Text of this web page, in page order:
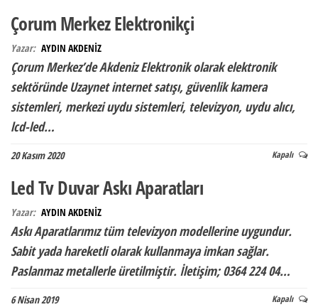
Çorum Merkez Elektronikçi
Yazar: AYDIN AKDENİZ
Çorum Merkez’de Akdeniz Elektronik olarak elektronik
sektöründe Uzaynet internet satışı, güvenlik kamera
sistemleri, merkezi uydu sistemleri, televizyon, uydu alıcı,
lcd-led…
20 Kasım 2020 Kapalı
Led Tv Duvar Askı Aparatları
Yazar: AYDIN AKDENİZ
Askı Aparatlarımız tüm televizyon modellerine uygundur.
Sabit yada hareketli olarak kullanmaya imkan sağlar.
Paslanmaz metallerle üretilmiştir. İletişim; 0364 224 04…
6 Nisan 2019 Kapalı